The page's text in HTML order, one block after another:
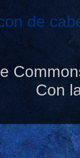
de
Con